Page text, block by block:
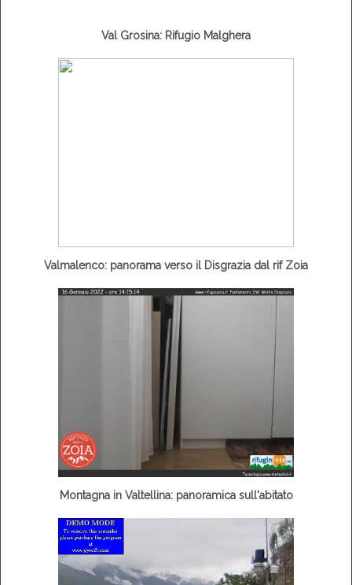
Val Grosina: Rifugio Malghera
Valmalenco: panorama verso il Disgrazia dal rif Zoia
Montagna in Valtellina: panoramica sull'abitato